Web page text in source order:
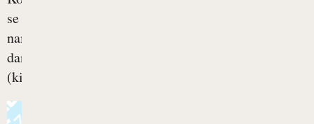
se
namreč
danka
(ki...